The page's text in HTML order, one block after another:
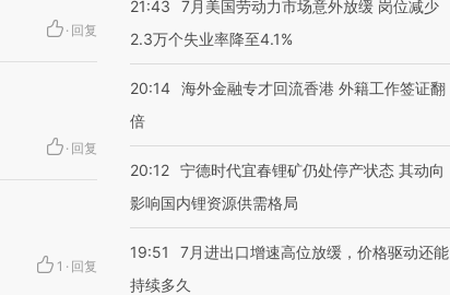
· 回复
· 回复
1 · 回复
21:43
7月美国劳动力市场意外放缓 岗位减少
2.3万个失业率降至4.1%
20:14 海外金融专才回流香港 外籍工作签证翻
倍
20:12 宁德时代宜春锂矿仍处停产状态 其动向
影响国内锂资源供需格局
19:51
7月进出口增速高位放缓，价格驱动还能
持续多久